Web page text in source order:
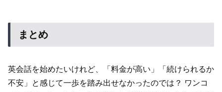
まとめ
英会話を始めたいけれど、「料金が高い」「続けられるか
不安」と感じて一歩を踏み出せなかったのでは？ ワンコ